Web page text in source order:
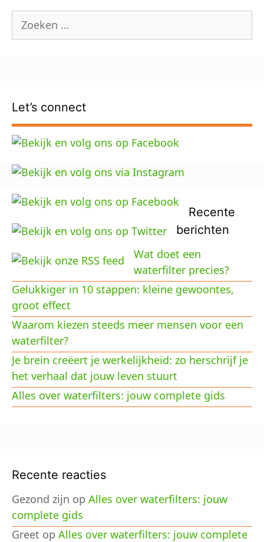
Zoek
Let’s connect
Recente
berichten
Wat doet een
waterfilter precies?
Gelukkiger in 10 stappen: kleine gewoontes,
groot effect
Waarom kiezen steeds meer mensen voor een
waterfilter?
Je brein creëert je werkelijkheid: zo herschrijf je
het verhaal dat jouw leven stuurt
Alles over waterfilters: jouw complete gids
Recente reacties
Gezond zijn op Alles over waterfilters: jouw
complete gids
Greet op Alles over waterfilters: jouw complete